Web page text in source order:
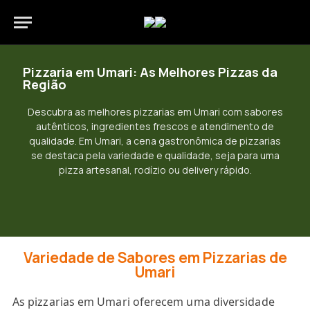
Pizzaria em Umari: As Melhores Pizzas da
Região
Descubra as melhores pizzarias em Umari com sabores
autênticos, ingredientes frescos e atendimento de
qualidade. Em Umari, a cena gastronômica de pizzarias
se destaca pela variedade e qualidade, seja para uma
pizza artesanal, rodízio ou delivery rápido.
Variedade de Sabores em Pizzarias de
Umari
As pizzarias em Umari oferecem uma diversidade